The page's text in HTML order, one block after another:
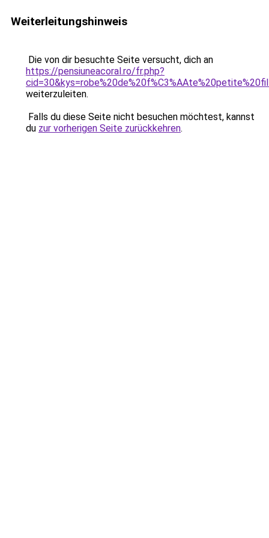
Weiterleitungshinweis
Die von dir besuchte Seite versucht, dich an
https://pensiuneacoral.ro/fr.php?
weiterzuleiten.
Falls du diese Seite nicht besuchen möchtest, kannst
du zur vorherigen Seite zurückkehren.